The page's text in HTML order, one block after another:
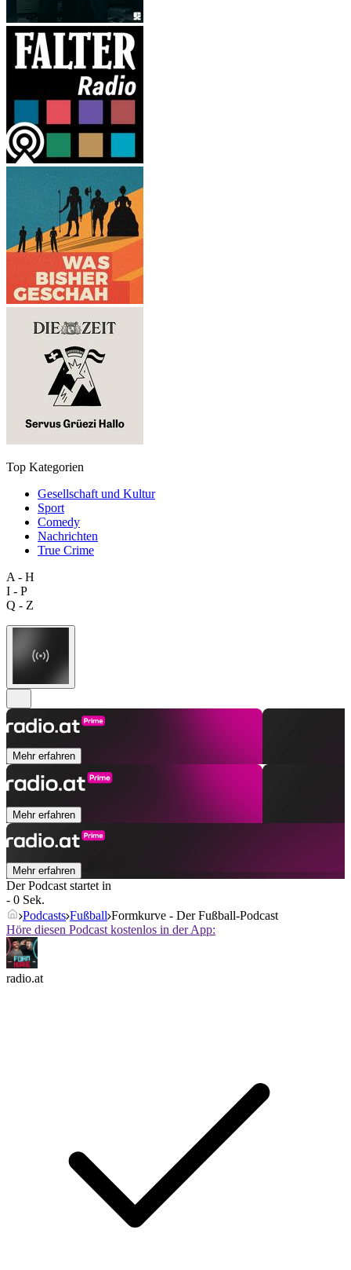
Top Kategorien
Gesellschaft und Kultur
Sport
Comedy
Nachrichten
True Crime
A - H
I - P
Q - Z
Mehr erfahren
Mehr erfahren
Mehr erfahren
Der Podcast startet in
- 0 Sek.
Podcasts Fußball Formkurve - Der Fußball-Podcast
Höre diesen Podcast kostenlos in der App:
radio.at